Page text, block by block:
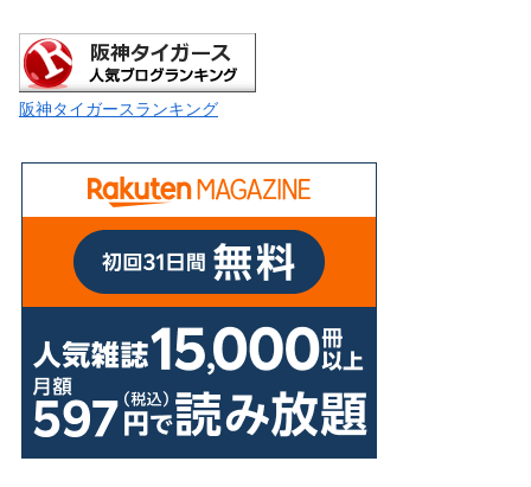
阪神タイガースランキング